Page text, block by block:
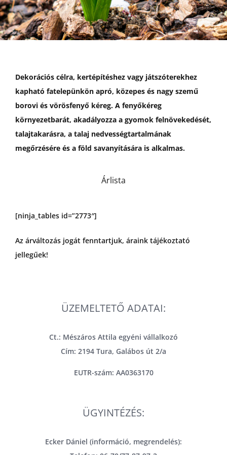
RÓLUNK
GDPR – ÁSZF
HÍREK
GYIK
Dekorációs célra, kertépítéshez vagy játszóterekhez
kapható fatelepünkön apró, közepes és nagy szemű
borovi és vörösfenyő kéreg. A fenyőkéreg
környezetbarát, akadályozza a gyomok felnövekedését,
talajtakarásra, a talaj nedvességtartalmának
megőrzésére és a föld savanyítására is alkalmas.
Árlista
[ninja_tables id=”2773″]
Az árváltozás jogát fenntartjuk, áraink tájékoztató
jellegűek!
ÜZEMELTETŐ ADATAI:
Ct.: Mészáros Attila egyéni vállalkozó
Cím: 2194 Tura, Galábos út 2/a
EUTR-szám: AA0363170
ÜGYINTÉZÉS:
Ecker Dániel (információ, megrendelés):